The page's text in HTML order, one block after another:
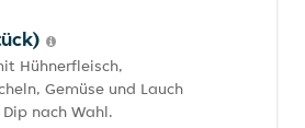
Hühnerfleisch,
Gemüse und Lauch
nach Wahl.